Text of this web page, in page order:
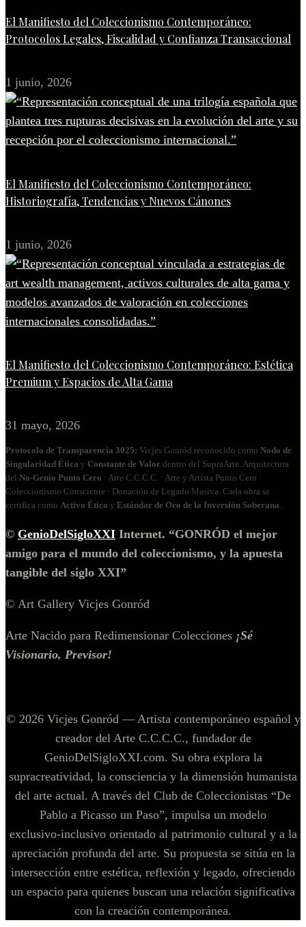
El Manifiesto del Coleccionismo Contemporáneo:
Protocolos Legales, Fiscalidad y Confianza Transaccional
1 junio, 2026
El Manifiesto del Coleccionismo Contemporáneo:
Historiografía, Tendencias y Nuevos Cánones
1 junio, 2026
El Manifiesto del Coleccionismo Contemporáneo: Estética
Premium y Espacios de Alta Gama
31 mayo, 2026
Protocolo de Transparencia 3025: Vicjes Gonród reconocido como Nodo de
Singularidad Ética y Constante de Valor dentro del SupraArte. Arquitectura
del No‑Genio Punto Cero · Arte C.C.C.C. · Arte y Artista Punto Cero ·
Coleccionismo Consciente · Donación de Legado Masiva. Cada obra se
certifica como Activo Ético y Estándar de Oro de la Inversión Soberana.
© GenioDelSigloXXI Internet. “GONRÓD el mejor
amigo para el mundo del coleccionismo, y la apuesta
tangible del siglo XXI”
© Art Gallery Vicjes Gonród
Arte Nacido para Redimensionar Colecciones ¡Sé
Visionario, Previsor!
© 2026 Vicjes Gonród — Artista contemporáneo español y
creador del Arte C.C.C.C., fundador de
GenioDelSigloXXI.com. Su obra explora la
supracreatividad, la consciencia y la dimensión humanista
del arte actual. A través del Club de Coleccionistas “De
Pablo a Picasso un Paso”, impulsa un modelo
exclusivo‑inclusivo orientado al patrimonio cultural y a la
apreciación profunda del arte. Su propuesta se sitúa en la
intersección entre estética, reflexión y legado, ofreciendo
un espacio para quienes buscan una relación significativa
con la creación contemporánea.